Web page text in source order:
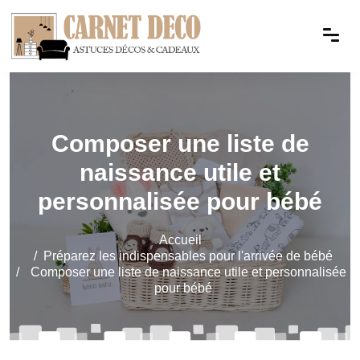
Composer une liste de
naissance utile et
personnalisée pour bébé
Accueil
Préparez les indispensables pour l'arrivée de bébé
Composer une liste de naissance utile et personnalisée
pour bébé